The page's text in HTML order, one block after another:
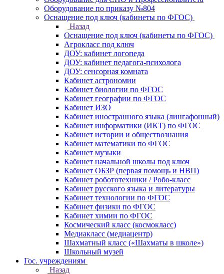
Оборудование по приказу №804
Оснащение под ключ (кабинеты по ФГОС)
Назад
Оснащение под ключ (кабинеты по ФГОС)
Агрокласс под ключ
ДОУ: кабинет логопеда
ДОУ: кабинет педагога-психолога
ДОУ: сенсорная комната
Кабинет астрономии
Кабинет биологии по ФГОС
Кабинет географии по ФГОС
Кабинет ИЗО
Кабинет иностранного языка (лингафонный)
Кабинет информатики (ИКТ) по ФГОС
Кабинет истории и обществознания
Кабинет математики по ФГОС
Кабинет музыки
Кабинет начальной школы под ключ
Кабинет ОБЗР (первая помощь и НВП)
Кабинет робототехники / Робо-класс
Кабинет русского языка и литературы
Кабинет технологии по ФГОС
Кабинет физики по ФГОС
Кабинет химии по ФГОС
Космический класс (космокласс)
Медиакласс (медиацентр)
Шахматный класс («Шахматы в школе»)
Школьный музей
Гос. учреждениям
Назад